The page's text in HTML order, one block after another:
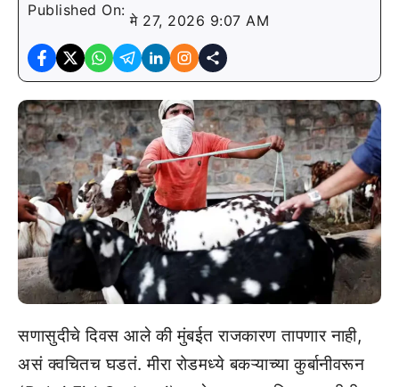
Published On:
मे 27, 2026 9:07 AM
सणासुदीचे दिवस आले की मुंबईत राजकारण तापणार नाही,
असं क्वचितच घडतं. मीरा रोडमध्ये बकऱ्याच्या कुर्बानीवरून